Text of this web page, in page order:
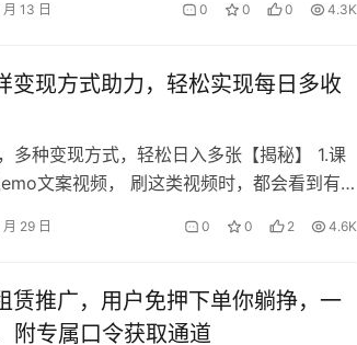
13 日 0 0 0 4.3K
变现方式助力，轻松实现每日多收
多种变现方式，轻松日入多张【揭秘】 1.课
文案视频， 刷这类视频时，都会看到有
29 日 0 0 2 4.6K
赁推广，用户免押下单你躺挣，一
附专属口令获取通道